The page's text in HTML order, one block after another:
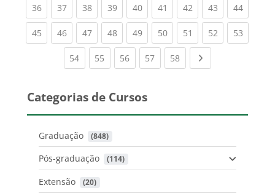
36(current)
37(current)
38(current)
39(current)
40(current)
41 (current)
42(current)
43(current)
44
45(current)
46(current)
47(current)
48(current)
49(current)
50(current)
51 (current)
52(current)
53
54(current)
55 (current)
56(current)
57(current)
58(current)Next page
Categorias de Cursos
Graduação (848)
Pós-graduação (114)
Extensão (20)